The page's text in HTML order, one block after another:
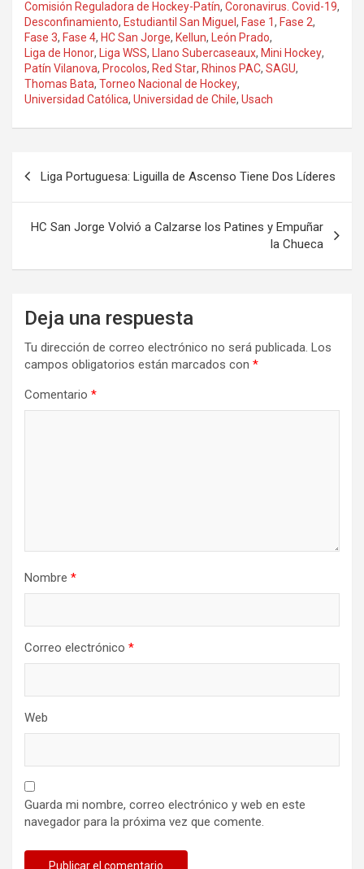
Comisión Reguladora de Hockey-Patín, Coronavirus. Covid-19,
Desconfinamiento, Estudiantil San Miguel , Fase 1, Fase 2,
Fase 3, Fase 4, HC San Jorge, Kellun, León Prado,
Liga de Honor, Liga WSS, Llano Subercaseaux, Mini Hockey,
Patín Vilanova, Procolos, Red Star, Rhinos PAC, SAGU,
Thomas Bata, Torneo Nacional de Hockey,
Universidad Católica, Universidad de Chile, Usach
Liga Portuguesa: Liguilla de Ascenso Tiene Dos Líderes
HC San Jorge Volvió a Calzarse los Patines y Empuñar
la Chueca
Deja una respuesta
Tu dirección de correo electrónico no será publicada. Los
campos obligatorios están marcados con *
Comentario *
Nombre *
Correo electrónico *
Web
Guarda mi nombre, correo electrónico y web en este
navegador para la próxima vez que comente.